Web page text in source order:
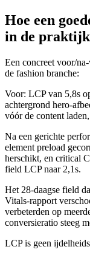
Hoe een
in de praktijk
Een concreet voor/
de fashion branche:
Voor: LCP van 5,8s
achtergrond hero-
vóór de content
Na een gerichte
element preload
herschikt, en critical
field LCP naar 2,1s.
Het 28-daagse field
Vitals-rapport
verbeterden op
conversieratio steeg
LCP is geen